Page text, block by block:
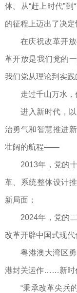
体。从“赶上时代”
的征程上迈出了决定
在庆祝改革开
革开放是我们党的
我们党从理论到实践
走过千山万水，
进入新时代，
治勇气和智慧推进
壮阔的航程——
2013年，党的
革、系统整体设计
新局面；
2024年，党的
改革开辟中国式现代
粤港澳大湾区
港封关运作……新时
“秉承改革尖兵